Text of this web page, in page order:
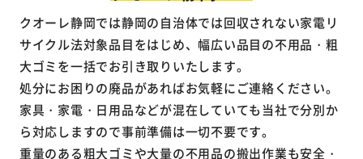
クオーレ静岡では静岡の自治体では回収されない家電リ
サイクル法対象品目をはじめ、幅広い品目の不用品・粗
大ゴミを一括でお引き取りいたします。
処分にお困りの廃品があればお気軽にご連絡ください。
家具・家電・日用品などが混在していても当社で分別か
ら対応しますので事前準備は一切不要です。
重量のある粗大ゴミや大量の不用品の搬出作業も安全・